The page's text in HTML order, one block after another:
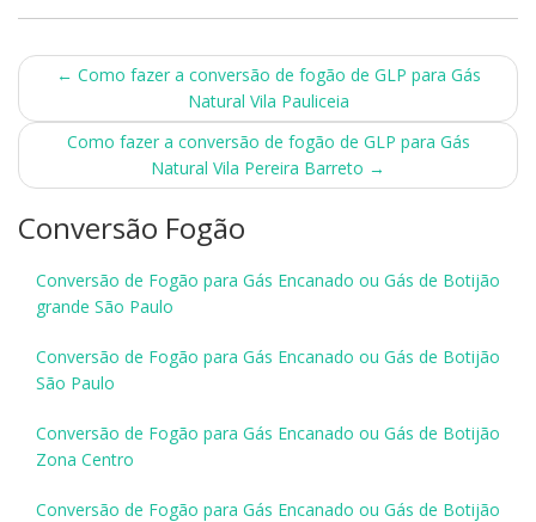
Post
navigation
← Como fazer a conversão de fogão de GLP para Gás
Natural Vila Pauliceia
Como fazer a conversão de fogão de GLP para Gás
Natural Vila Pereira Barreto →
Conversão Fogão
Conversão de Fogão para Gás Encanado ou Gás de Botijão
grande São Paulo
Conversão de Fogão para Gás Encanado ou Gás de Botijão
São Paulo
Conversão de Fogão para Gás Encanado ou Gás de Botijão
Zona Centro
Conversão de Fogão para Gás Encanado ou Gás de Botijão